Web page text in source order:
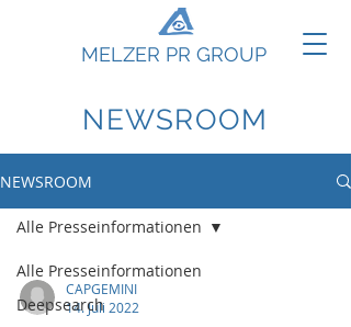
MELZER PR GROUP
NEWSROOM
NEWSROOM
Alle Presseinformationen
Deepsearch
Alle Presseinformationen
CAPGEMINI
14. Juli 2022